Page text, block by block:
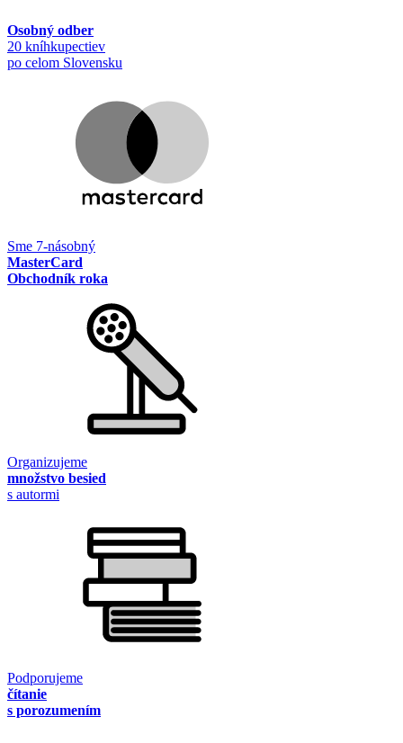
Osobný odber
20 kníhkupectiev
po celom Slovensku
Sme 7-násobný
MasterCard
Obchodník roka
Organizujeme
množstvo besied
s autormi
Podporujeme
čítanie
s porozumením